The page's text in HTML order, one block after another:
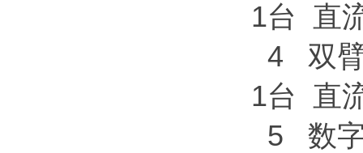
1台 直
4
1台 直
5 数